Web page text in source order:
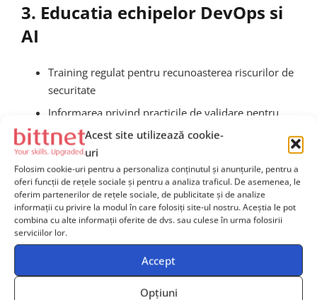
Acest site utilizează cookie-
uri
Folosim cookie-uri pentru a personaliza conținutul și anunțurile, pentru a
oferi funcții de rețele sociale și pentru a analiza traficul. De asemenea, le
oferim partenerilor de rețele sociale, de publicitate și de analize
informații cu privire la modul în care folosiți site-ul nostru. Aceștia le pot
combina cu alte informații oferite de dvs. sau culese în urma folosirii
serviciilor lor.
Accept
Opțiuni
3. Educatia echipelor DevOps si
AI
Training regulat pentru recunoasterea riscurilor de
securitate
Informarea privind practicile de validare pentru
biblioteci open-source
Simulari de tip tabletop pentru incidente de tip
crypto-jacking
Tendinte si evolutii de
urmarit in a doua jumatate
a lui 2025